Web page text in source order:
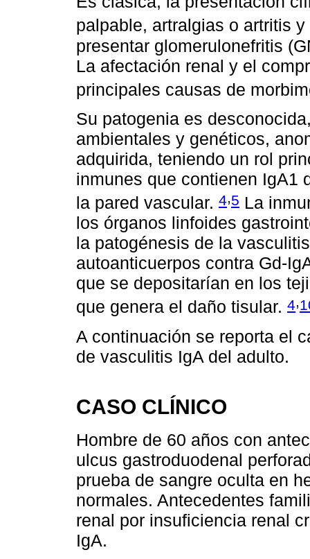
palpable, artralgias o artritis
presentar glomerulonefritis
La afectación renal y el
principales causas de
Su patogenia es
ambientales y genéticos,
adquirida, teniendo un rol
inmunes que contienen IgA1
la pared vascular. 4,5 La
los órganos linfoides
la patogénesis de la
autoanticuerpos contra Gd-
que se depositarían en los
que genera el daño tisular. 4,
A continuación se reporta el
de vasculitis IgA del adulto.
CASO CLÍNICO
Hombre de 60 años con
ulcus gastroduodenal
prueba de sangre oculta en
normales. Antecedentes
renal por insuficiencia renal
IgA.